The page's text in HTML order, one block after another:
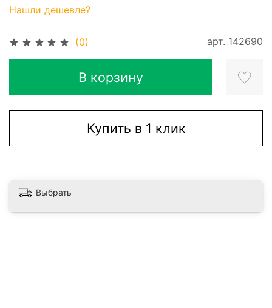
(0) арт. 142690
Нашли дешевле?
В корзину
Купить в 1 клик
Выбрать